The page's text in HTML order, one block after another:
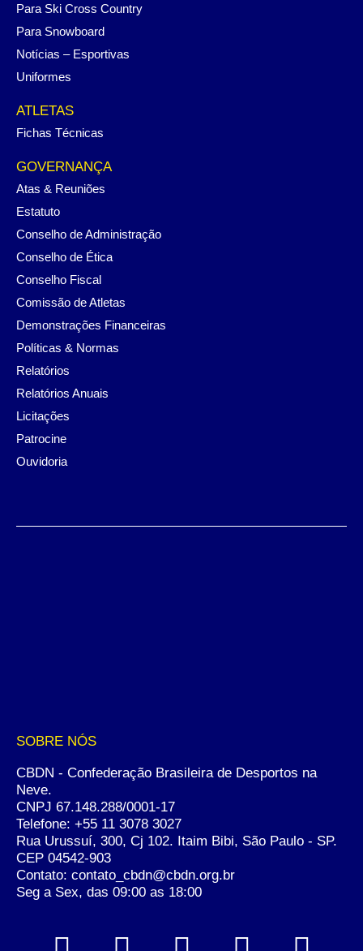
Para Ski Cross Country
Para Snowboard
Notícias – Esportivas
Uniformes
ATLETAS
Fichas Técnicas
GOVERNANÇA
Atas & Reuniões
Estatuto
Conselho de Administração
Conselho de Ética
Conselho Fiscal
Comissão de Atletas
Demonstrações Financeiras
Políticas & Normas
Relatórios
Relatórios Anuais
Licitações
Patrocine
Ouvidoria
SOBRE NÓS
CBDN - Confederação Brasileira de Desportos na
Neve.
CNPJ 67.148.288/0001-17
Telefone: +55 11 3078 3027
Rua Urussuí, 300, Cj 102. Itaim Bibi, São Paulo - SP.
CEP 04542-903
Contato: contato_cbdn@cbdn.org.br
Seg a Sex, das 09:00 as 18:00